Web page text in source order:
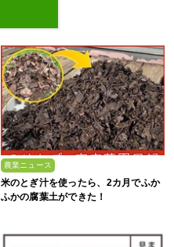
農業ニュース
米のとぎ汁を使ったら、2カ月でふか
ふかの腐葉土ができた！